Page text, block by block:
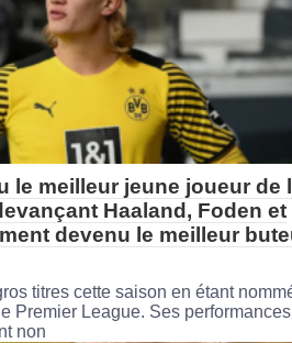
le meilleur jeune joueur de
Haaland, Foden et
devenu le meilleur
titres cette saison en étant
Premier League. Ses performances
non